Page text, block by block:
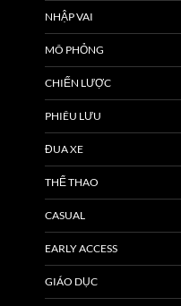
NHẬP VAI
MÔ PHỎNG
CHIẾN LƯỢC
PHIÊU LƯU
ĐUA XE
THỂ THAO
CASUAL
EARLY ACCESS
GIÁO DỤC